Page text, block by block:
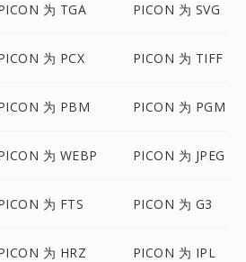
为 TGA PICON 为 SVG
为 PCX PICON 为 TIFF
为 PBM PICON 为 PGM
为 WEBP PICON 为 JPEG
为 FTS PICON 为 G3
为 HRZ PICON 为 IPL